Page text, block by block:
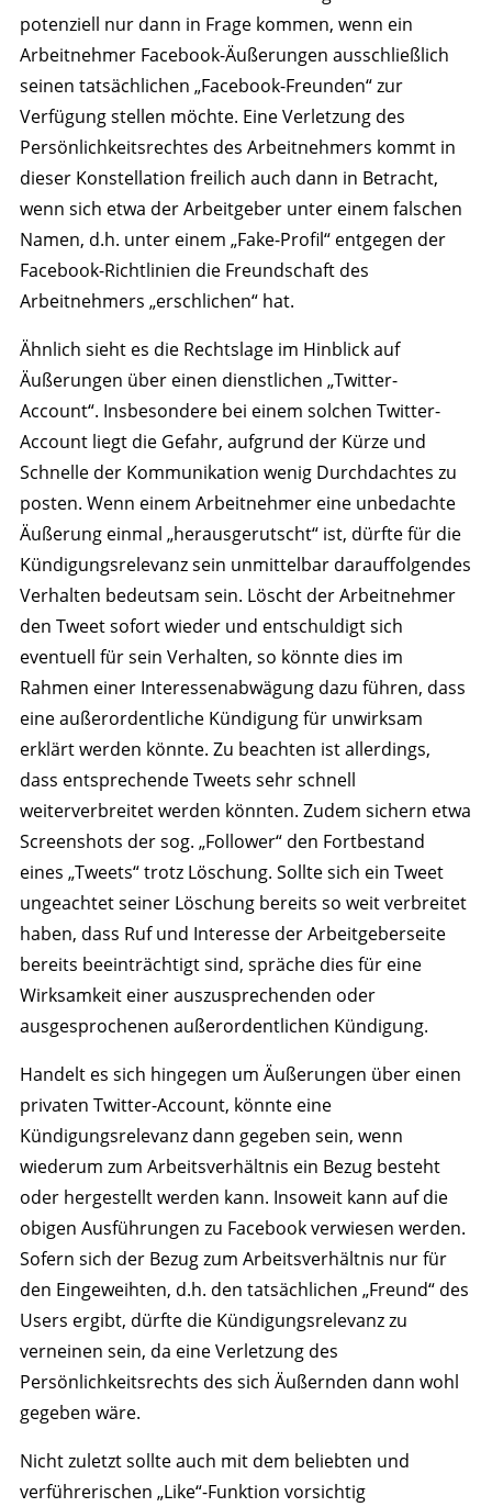
potenziell nur dann in Frage kommen, wenn ein
Arbeitnehmer Facebook-Äußerungen ausschließlich
seinen tatsächlichen „Facebook-Freunden“ zur
Verfügung stellen möchte. Eine Verletzung des
Persönlichkeitsrechtes des Arbeitnehmers kommt in
dieser Konstellation freilich auch dann in Betracht,
wenn sich etwa der Arbeitgeber unter einem falschen
Namen, d.h. unter einem „Fake-Profil“ entgegen der
Facebook-Richtlinien die Freundschaft des
Arbeitnehmers „erschlichen“ hat.
Ähnlich sieht es die Rechtslage im Hinblick auf
Äußerungen über einen dienstlichen „Twitter-
Account“. Insbesondere bei einem solchen Twitter-
Account liegt die Gefahr, aufgrund der Kürze und
Schnelle der Kommunikation wenig Durchdachtes zu
posten. Wenn einem Arbeitnehmer eine unbedachte
Äußerung einmal „herausgerutscht“ ist, dürfte für die
Kündigungsrelevanz sein unmittelbar darauffolgendes
Verhalten bedeutsam sein. Löscht der Arbeitnehmer
den Tweet sofort wieder und entschuldigt sich
eventuell für sein Verhalten, so könnte dies im
Rahmen einer Interessenabwägung dazu führen, dass
eine außerordentliche Kündigung für unwirksam
erklärt werden könnte. Zu beachten ist allerdings,
dass entsprechende Tweets sehr schnell
weiterverbreitet werden könnten. Zudem sichern etwa
Screenshots der sog. „Follower“ den Fortbestand
eines „Tweets“trotz Löschung. Sollte sich ein Tweet
ungeachtet seiner Löschung bereits so weit verbreitet
haben, dass Ruf und Interesse der Arbeitgeberseite
bereits beeinträchtigt sind, spräche dies für eine
Wirksamkeit einer auszusprechenden oder
ausgesprochenen außerordentlichen Kündigung.
Handelt es sich hingegen um Äußerungen über einen
privaten Twitter-Account, könnte eine
Kündigungsrelevanz dann gegeben sein, wenn
wiederum zum Arbeitsverhältnis ein Bezug besteht
oder hergestellt werden kann. Insoweit kann auf die
obigen Ausführungen zu Facebook verwiesen werden.
Sofern sich der Bezug zum Arbeitsverhältnis nur für
den Eingeweihten, d.h. den tatsächlichen „Freund“ des
Users ergibt, dürfte die Kündigungsrelevanz zu
verneinen sein, da eine Verletzung des
Persönlichkeitsrechts des sich Äußernden dann wohl
gegeben wäre.
Nicht zuletzt sollte auch mit dem beliebten und
verführerischen „Like“-Funktion vorsichtig